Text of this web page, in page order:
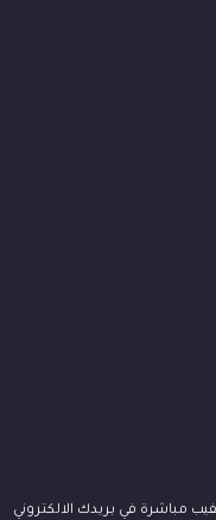
مباشرة في بريدك الالكتروني